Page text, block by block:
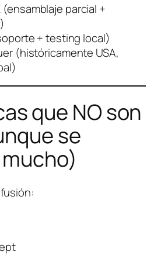
(ensamblaje parcial +
+ testing local)
(históricamente USA,
que NO son
se